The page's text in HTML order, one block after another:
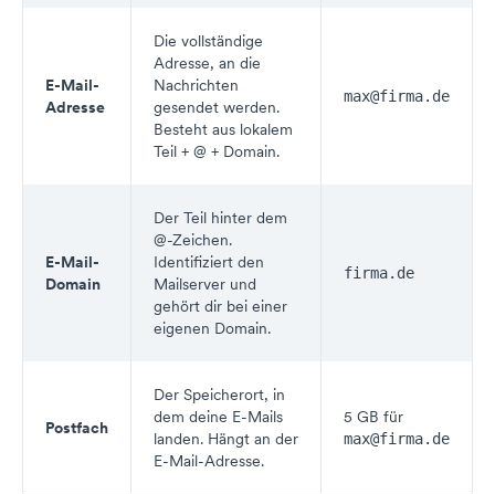
E-Mail-
Adresse
Die vollständige
Adresse, an die
Nachrichten
gesendet werden.
Besteht aus lokalem
Teil + @ + Domain.
max@firma.de
E-Mail-
Domain
Der Teil hinter dem
@-Zeichen.
Identifiziert den
Mailserver und
gehört dir bei einer
eigenen Domain.
firma.de
Postfach
Der Speicherort, in
dem deine E-Mails
landen. Hängt an der
E-Mail-Adresse.
5 GB für
max@firma.de